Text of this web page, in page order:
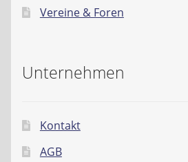
Vereine & Foren
Unternehmen
Kontakt
AGB